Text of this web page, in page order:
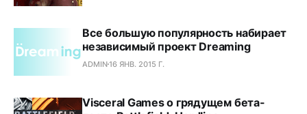
Все большую популярность набирает
независимый проект Dreaming
ADMIN16 ЯНВ. 2015 Г.
Visceral Games о грядущем бета-